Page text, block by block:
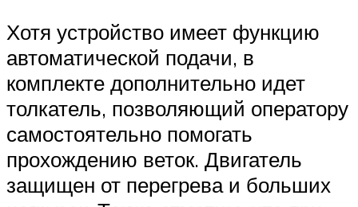
Хотя устройство имеет функцию
автоматической подачи, в
комплекте дополнительно идет
толкатель, позволяющий оператору
самостоятельно помогать
прохождению веток. Двигатель
защищен от перегрева и больших